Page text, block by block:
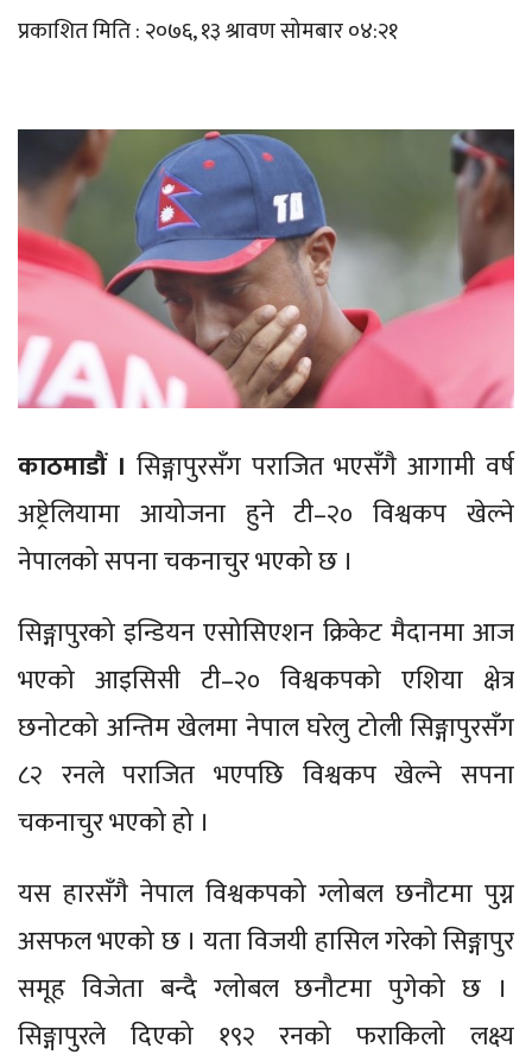
प्रकाशित मिति : २०७६, १३ श्रावण सोमबार ०४:२१
काठमाडौं । सिङ्गापुरसँग पराजित भएसँगै आगामी वर्ष
अष्ट्रेलियामा आयोजना हुने टी–२० विश्वकप खेल्ने
नेपालको सपना चकनाचुर भएको छ ।
सिङ्गापुरको इन्डियन एसोसिएशन क्रिकेट मैदानमा आज
भएको आइसिसी टी–२० विश्वकपको एशिया क्षेत्र
छनोटको अन्तिम खेलमा नेपाल घरेलु टोली सिङ्गापुरसँग
८२ रनले पराजित भएपछि विश्वकप खेल्ने सपना
चकनाचुर भएको हो ।
यस हारसँगै नेपाल विश्वकपको ग्लोबल छनौटमा पुग्न
असफल भएको छ । यता विजयी हासिल गरेको सिङ्गापुर
समूह विजेता बन्दै ग्लोबल छनौटमा पुगेको छ ।
सिङ्गापुरले दिएको १९२ रनको फराकिलो लक्ष्य